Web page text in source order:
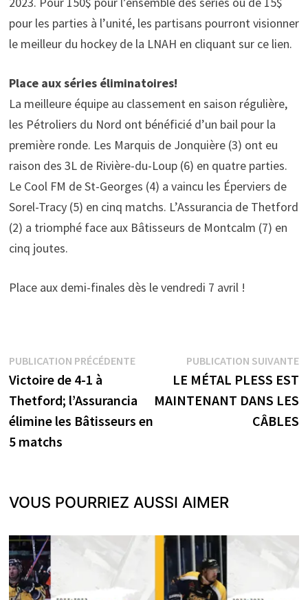
pour les parties à l’unité, les partisans pourront visionner
le meilleur du hockey de la LNAH en cliquant sur ce lien.
Place aux séries éliminatoires!
La meilleure équipe au classement en saison régulière,
les Pétroliers du Nord ont bénéficié d’un bail pour la
première ronde. Les Marquis de Jonquière (3) ont eu
raison des 3L de Rivière-du-Loup (6) en quatre parties.
Le Cool FM de St-Georges (4) a vaincu les Éperviers de
Sorel-Tracy (5) en cinq matchs. L’Assurancia de Thetford
(2) a triomphé face aux Bâtisseurs de Montcalm (7) en
cinq joutes.
Place aux demi-finales dès le vendredi 7 avril !
Navigation
de
l’article
PUBLICATION PRÉCÉDENTEPublication
précédente :
Victoire de 4-1 à
Thetford; l’Assurancia
élimine les Bâtisseurs en
5 matchs
PUBLICATION SUIVANTE
LE MÉTAL PLESS EST
MAINTENANT DANS LES
CÂBLES
VOUS POURRIEZ AUSSI AIMER